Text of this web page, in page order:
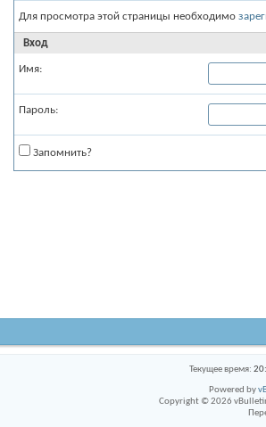
Для просмотра этой страницы необходимо
Вход
Имя:
Пароль:
Запомнить?
Текущее время:
Powered by
Copyright © 2026